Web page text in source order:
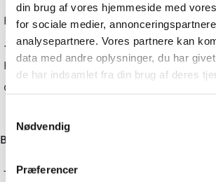
din brug af vores hjemmeside med
for sociale medier,
analysepartnere. Vores partnere kan
data med andre oplysninger, du har
de har indsamlet fra din brug af deres
Nødvendig
Præferencer
Fredericia, Give, Horsens, Odder og
.
Haderslevvej 1, 7100 Vejle
CVR. 27345859
Biler
Toyota